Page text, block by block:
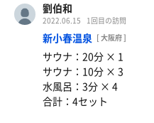
一度、お試しあれ。その
推奨。
うーん、2,000円か…と
は最高レベルの環境。
梅田や難波のメジャーサ
り、
実質85℃程度ではロウリ
熱い。しっかりサウナが
劉伯和
2022.06.15 1回目の訪問
新小春温泉 [ 大阪府 ]
サウナ：20分 × 1
サウナ：10分 × 3
水風呂：3分 × 4
合計：4セット